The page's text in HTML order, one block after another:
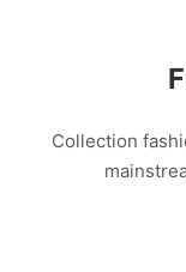
Collection